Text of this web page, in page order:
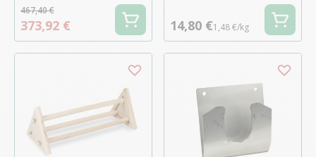
467,40 €
373,92 € 14,80 €1,48 €/kg